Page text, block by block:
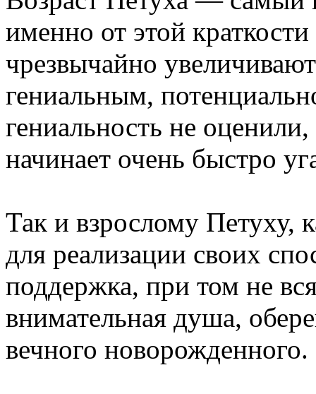
именно от этой
чрезвычайно
гениальным,
гениальность не
начинает очень быстро
Так и взрослому Петуху,
для реализации своих
поддержка, при том не
внимательная душа,
вечного новорожденного.